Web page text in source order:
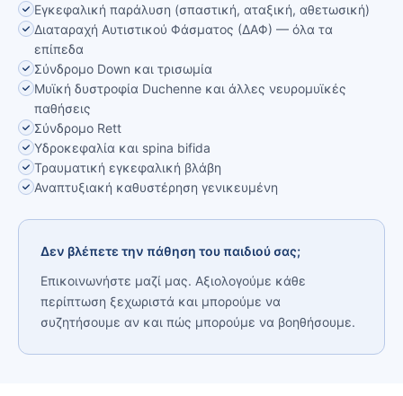
Εγκεφαλική παράλυση (σπαστική, αταξική, αθετωσική)
Διαταραχή Αυτιστικού Φάσματος (ΔΑΦ) — όλα τα
επίπεδα
Σύνδρομο Down και τρισωμία
Μυϊκή δυστροφία Duchenne και άλλες νευρομυϊκές
παθήσεις
Σύνδρομο Rett
Υδροκεφαλία και spina bifida
Τραυματική εγκεφαλική βλάβη
Αναπτυξιακή καθυστέρηση γενικευμένη
Δεν βλέπετε την πάθηση του παιδιού σας;
Επικοινωνήστε μαζί μας. Αξιολογούμε κάθε
περίπτωση ξεχωριστά και μπορούμε να
συζητήσουμε αν και πώς μπορούμε να βοηθήσουμε.